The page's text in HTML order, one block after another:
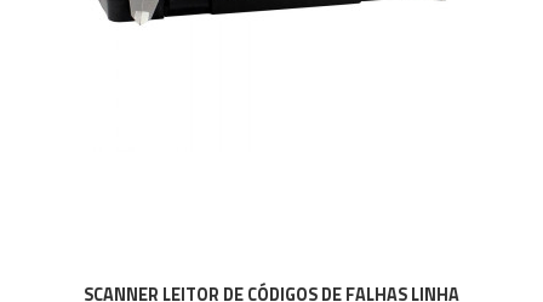
SCANNER LEITOR DE CÓDIGOS DE FALHAS LINHA